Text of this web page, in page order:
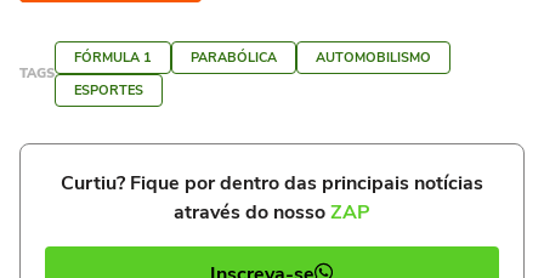
TAGS
FÓRMULA 1 PARABÓLICA
AUTOMOBILISMO
ESPORTES
Curtiu? Fique por dentro das principais notícias
através do nossoZAP